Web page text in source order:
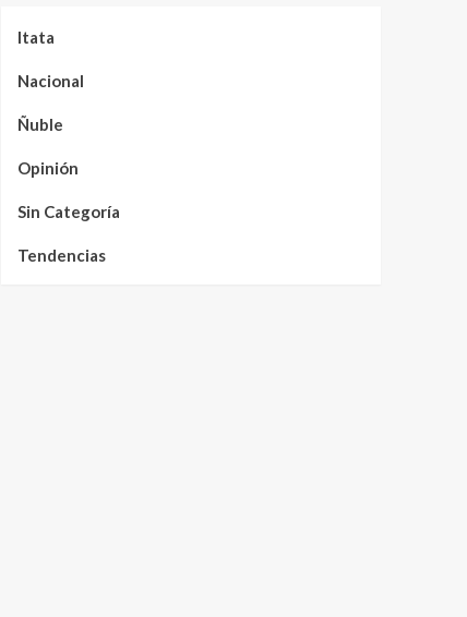
Itata
Nacional
Ñuble
Opinión
Sin Categoría
Tendencias